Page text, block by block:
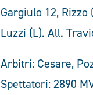
Gargiulo 12,
Luzzi (L). All.
Arbitri: Cesare,
Spettatori: 2890